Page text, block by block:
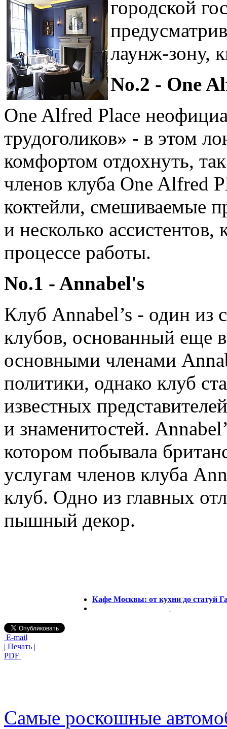
городской
лаунж-зону,
No.2 - One
One Alfred Place
трудоголиков» - в этом
комфортом отдохнуть,
членов клуба One Alfred
коктейли, смешиваемые
и несколько
процессе работы.
No.1 - Annabel's
Клуб Annabel’s - один из
клубов, основанный еще
основными членами
политики, однако клуб
известных
и знаменитостей.
котором побывала
услугам членов клуба
клуб. Одно из главных
пышный декор.
Кафе Москвы: от кухни до статуй
E-mail
| Печать |
PDF
Самые роскошные